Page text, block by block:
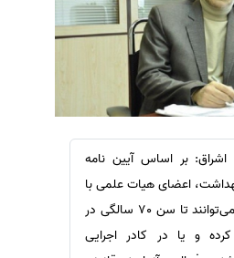
اشراق: بر اساس آیین نامه
اعضای هیات علمی با
مرتبه استاد تمام می‌توانند تا سن 70 سالگی در
و یا در کادر اجرایی